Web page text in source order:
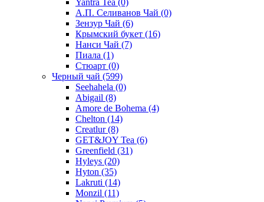
А.П. Селиванов Чай (0)
Зензур Чай (6)
Крымский букет (16)
Нанси Чай (7)
Пиала (1)
Стюарт (0)
Черный чай (599)
Seehahela (0)
Abigail (8)
Amore de Bohema (4)
Chelton (14)
Creatlur(8)
GET&JOY Tea (6)
Greenfield (31)
Hyleys (20)
Hyton (35)
Lakruti (14)
Monzil (11)